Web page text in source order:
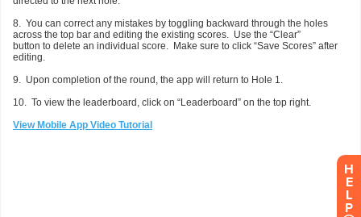
H
E
L
P